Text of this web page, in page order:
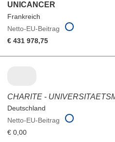
UNICANCER
Frankreich
Netto-EU-Beitrag
€ 431 978,75
CHARITE -
Deutschland
Netto-EU-Beitrag
€ 0,00